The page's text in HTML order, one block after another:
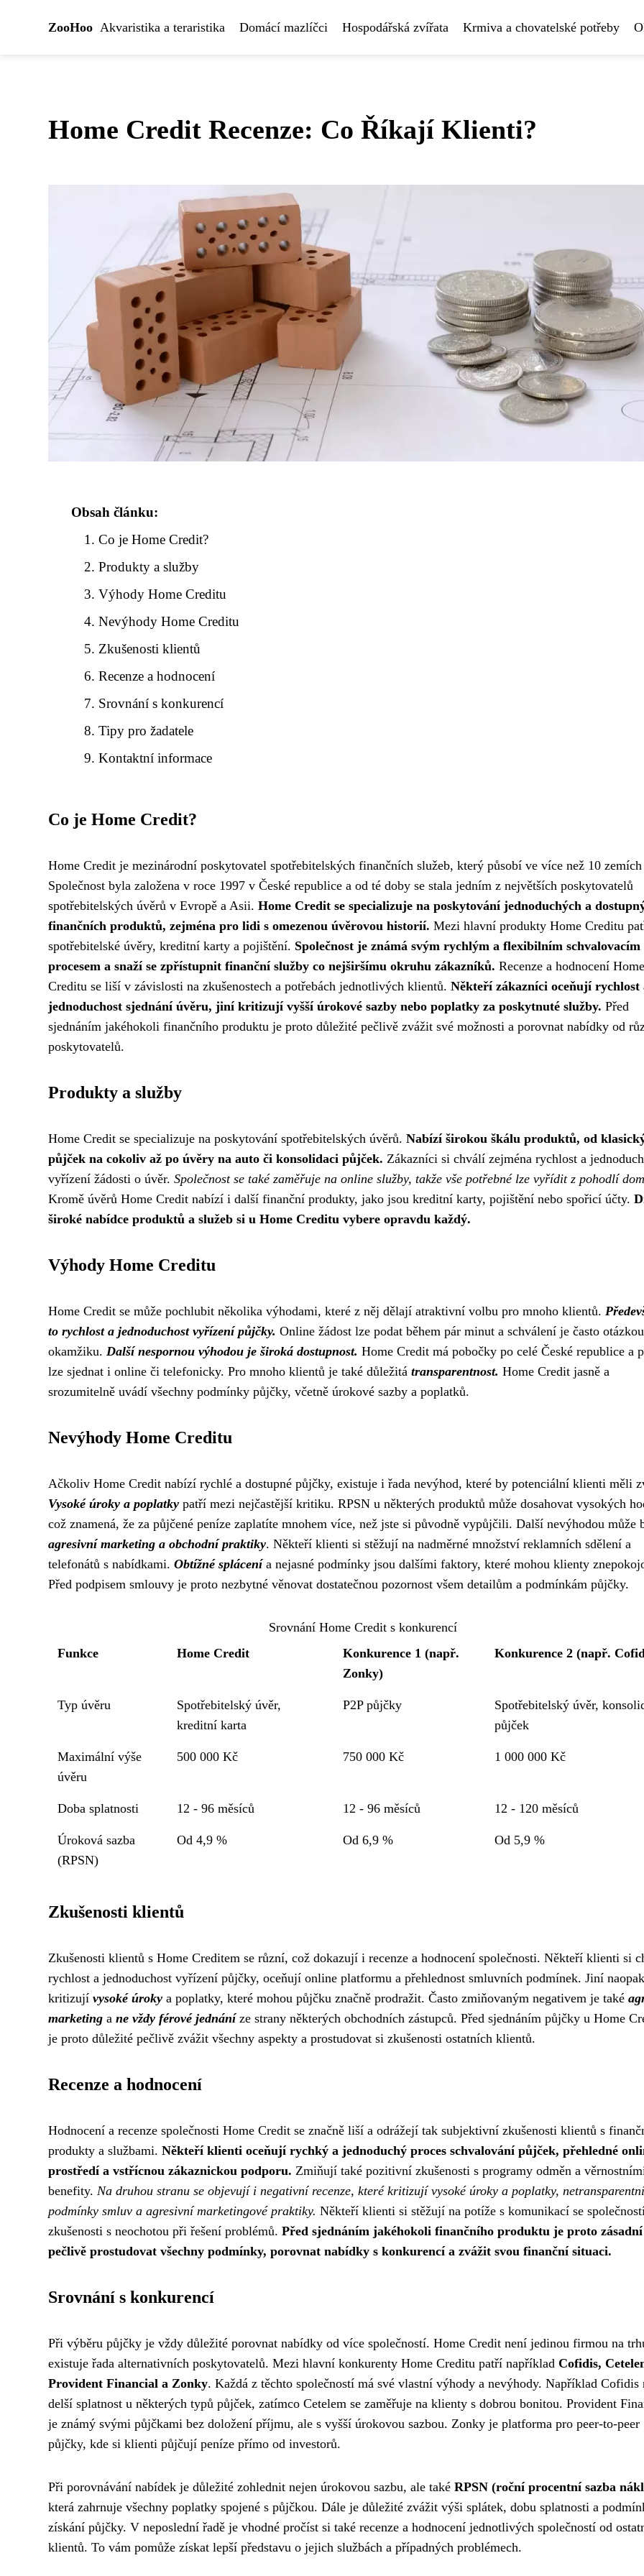
ZooHoo Akvaristika a teraristika Domácí mazlíčci Hospodářská zvířata Krmiva a chovatelské potřeby
Home Credit Recenze: Co Říkají Klienti?
Obsah článku:
Co je Home Credit?
Produkty a služby
Výhody Home Creditu
Nevýhody Home Creditu
Zkušenosti klientů
Recenze a hodnocení
Srovnání s konkurencí
Tipy pro žadatele
Kontaktní informace
Co je Home Credit?
Home Credit je mezinárodní poskytovatel spotřebitelských finančních služeb, který působí ve více než 10 zemích
Společnost byla založena v roce 1997 v České republice a od té doby se stala jedním z největších poskytovatelů
spotřebitelských úvěrů v Evropě a Asii. Home Credit se specializuje na poskytování jednoduchých a
finančních produktů, zejména pro lidi s omezenou úvěrovou historií. Mezi hlavní produkty Home Creditu
spotřebitelské úvěry, kreditní karty a pojištění. Společnost je známá svým rychlým a flexibilním schvalovacím
procesem a snaží se zpřístupnit finanční služby co nejširšímu okruhu zákazníků. Recenze a hodnocení Home
Creditu se liší v závislosti na zkušenostech a potřebách jednotlivých klientů. Někteří zákazníci oceňují rychlost
jednoduchost sjednání úvěru, jiní kritizují vyšší úrokové sazby nebo poplatky za poskytnuté služby. Před
sjednáním jakéhokoli finančního produktu je proto důležité pečlivě zvážit své možnosti a porovnat nabídky od
poskytovatelů.
Produkty a služby
Home Credit se specializuje na poskytování spotřebitelských úvěrů. Nabízí širokou škálu produktů, od
půjček na cokoliv až po úvěry na auto či konsolidaci půjček. Zákazníci si chválí zejména rychlost a
vyřízení žádosti o úvěr. Společnost se také zaměřuje na online služby, takže vše potřebné lze vyřídit z pohodlí
Kromě úvěrů Home Credit nabízí i další finanční produkty, jako jsou kreditní karty, pojištění nebo spořicí účty.
široké nabídce produktů a služeb si u Home Creditu vybere opravdu každý.
Výhody Home Creditu
Home Credit se může pochlubit několika výhodami, které z něj dělají atraktivní volbu pro mnoho klientů.
to rychlost a jednoduchost vyřízení půjčky. Online žádost lze podat během pár minut a schválení je často otázkou
okamžiku. Další nespornou výhodou je široká dostupnost. Home Credit má pobočky po celé České republice a
lze sjednat i online či telefonicky. Pro mnoho klientů je také důležitá transparentnost. Home Credit jasně a
srozumitelně uvádí všechny podmínky půjčky, včetně úrokové sazby a poplatků.
Nevýhody Home Creditu
Ačkoliv Home Credit nabízí rychlé a dostupné půjčky, existuje i řada nevýhod, které by potenciální klienti měli
Vysoké úroky a poplatky patří mezi nejčastější kritiku. RPSN u některých produktů může dosahovat vysokých
což znamená, že za půjčené peníze zaplatíte mnohem více, než jste si původně vypůjčili. Další nevýhodou může
agresivní marketing a obchodní praktiky. Někteří klienti si stěžují na nadměrné množství reklamních sdělení a
telefonátů s nabídkami. Obtížné splácenía nejasné podmínky jsou dalšími faktory, které mohou klienty
Před podpisem smlouvy je proto nezbytné věnovat dostatečnou pozornost všem detailům a podmínkám půjčky.
Srovnání Home Credit s konkurencí
Funkce
Home Credit
Konkurence 1 (např.
Zonky)
Konkurence 2 (např.
Typ úvěru
Spotřebitelský úvěr,
kreditní karta
P2P půjčky
Spotřebitelský úvěr,
půjček
Maximální výše
úvěru
500 000 Kč 750 000 Kč 1 000 000 Kč
Doba splatnosti 12 - 96 měsíců 12 - 96 měsíců 12 - 120 měsíců
Úroková sazba
(RPSN)
Od 4,9 % Od 6,9 % Od 5,9 %
Zkušenosti klientů
Zkušenosti klientů s Home Creditem se různí, což dokazují i recenze a hodnocení společnosti. Někteří klienti si
rychlost a jednoduchost vyřízení půjčky, oceňují online platformu a přehlednost smluvních podmínek. Jiní naopak
kritizují vysoké úroky a poplatky, které mohou půjčku značně prodražit. Často zmiňovaným negativem je také
marketing a ne vždy férové jednáníze strany některých obchodních zástupců. Před sjednáním půjčky u Home
je proto důležité pečlivě zvážit všechny aspekty a prostudovat si zkušenosti ostatních klientů.
Recenze a hodnocení
Hodnocení a recenze společnosti Home Credit se značně liší a odrážejí tak subjektivní zkušenosti klientů s
produkty a službami. Někteří klienti oceňují rychký a jednoduchý proces schvalování půjček, přehledné
prostředí a vstřícnou zákaznickou podporu. Zmiňují také pozitivní zkušenosti s programy odměn a
benefity. Na druhou stranu se objevují i ​​negativní recenze, které kritizují vysoké úroky a poplatky, netransparentní
podmínky smluv a agresivní marketingové praktiky. Někteří klienti si stěžují na potíže s komunikací se
zkušenosti s neochotou při řešení problémů. Před sjednáním jakéhokoli finančního produktu je proto zásadní
pečlivě prostudovat všechny podmínky, porovnat nabídky s konkurencí a zvážit svou finanční situaci.
Srovnání s konkurencí
Při výběru půjčky je vždy důležité porovnat nabídky od více společností. Home Credit není jedinou firmou na
existuje řada alternativních poskytovatelů. Mezi hlavní konkurenty Home Creditu patří například Cofidis,
Provident Financial a Zonky. Každá z těchto společností má své vlastní výhody a nevýhody. Například Cofidis
delší splatnost u některých typů půjček, zatímco Cetelem se zaměřuje na klienty s dobrou bonitou. Provident
je známý svými půjčkami bez doložení příjmu, ale s vyšší úrokovou sazbou. Zonky je platforma pro peer-to-peer
půjčky, kde si klienti půjčují peníze přímo od investorů.
Při porovnávání nabídek je důležité zohlednit nejen úrokovou sazbu, ale také RPSN (roční procentní sazba
která zahrnuje všechny poplatky spojené s půjčkou. Dále je důležité zvážit výši splátek, dobu splatnosti a
získání půjčky. V neposlední řadě je vhodné pročíst si také recenze a hodnocení jednotlivých společností od
klientů. To vám pomůže získat lepší představu o jejich službách a případných problémech.